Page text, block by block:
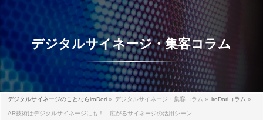
デジタルサイネージ・集客コラム
デジタルサイネージのことならiroDori » デジタルサイネージ・集客コラム » iroDoriコラム »
AR技術はデジタルサイネージにも！ 広がるサイネージの活用シーン